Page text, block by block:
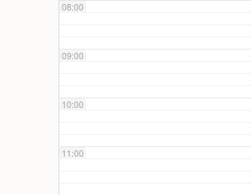
08:00
09:00
10:00
11:00